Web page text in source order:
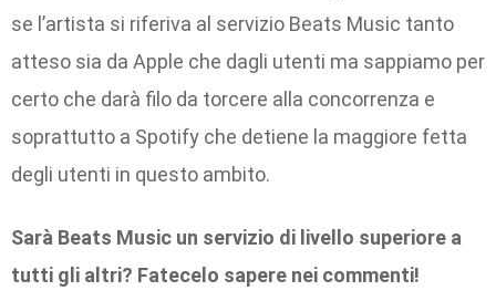
se l’artista si riferiva al servizio Beats Music tanto
atteso sia da Apple che dagli utenti ma sappiamo per
certo che darà filo da torcere alla concorrenza e
soprattutto a Spotify che detiene la maggiore fetta
degli utenti in questo ambito.
Sarà Beats Music un servizio di livello superiore a
tutti gli altri? Fatecelo sapere nei commenti!